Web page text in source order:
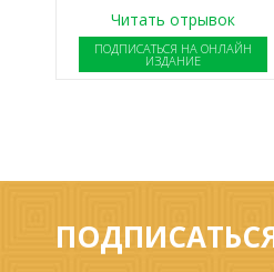
Читать отрывок
ПОДПИСАТЬСЯ НА ОНЛАЙН
ИЗДАНИЕ